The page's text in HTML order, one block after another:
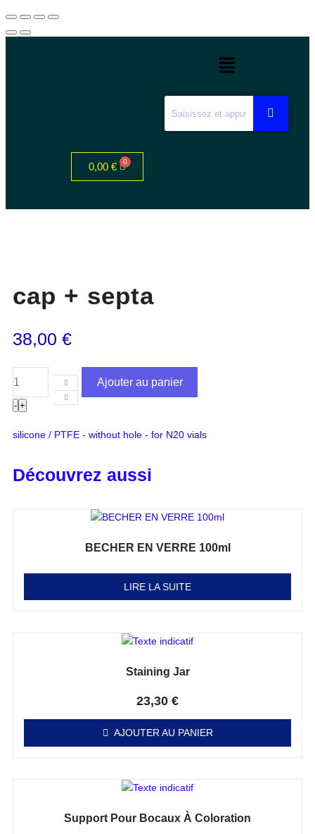
0,00 €
cap + septa
38,00 €
- +
Ajouter au panier
silicone / PTFE - without hole - for N20 vials
Découvrez aussi
BECHER EN VERRE 100ml
LIRE LA SUITE
Staining Jar
23,30 €
AJOUTER AU PANIER
Support Pour Bocaux À Coloration